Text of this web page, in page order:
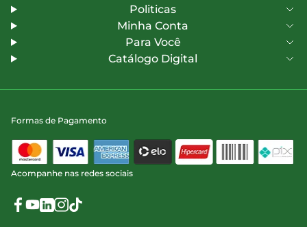
Politicas
Minha Conta
Para Você
Catálogo Digital
Formas de Pagamento
Acompanhe nas redes sociais